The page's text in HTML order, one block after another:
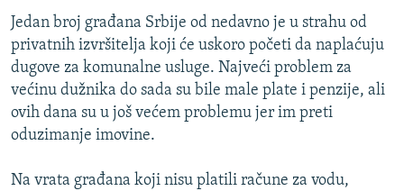
POST SCRIPTUM
MOJA EVROPA
TRI DECENIJE OD RATA U BIH
SVE KARTE DEJTONA
NASTANAK I RASPAD JUGOSLAVIJE
Sve RFE/RL stranice
Jedan broj građana Srbije od nedavno je u strahu od
privatnih izvršitelja koji će uskoro početi da naplaćuju
dugove za komunalne usluge. Najveći problem za
većinu dužnika do sada su bile male plate i penzije, ali
ovih dana su u još većem problemu jer im preti
oduzimanje imovine.
Na vrata građana koji nisu platili račune za vodu,